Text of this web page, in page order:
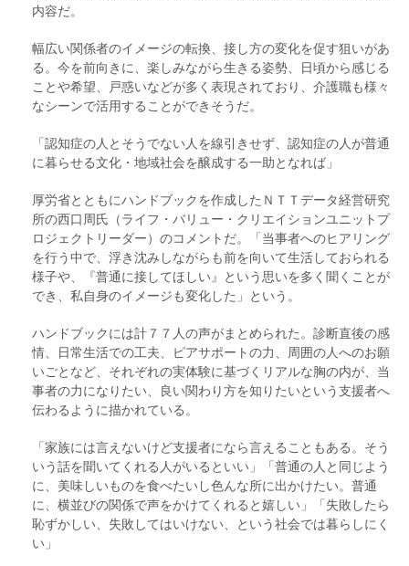
内容だ。
幅広い関係者のイメージの転換、接し方の変化を促す狙いがあ
る。今を前向きに、楽しみながら生きる姿勢、日頃から感じる
ことや希望、戸惑いなどが多く表現されており、介護職も様々
なシーンで活用することができそうだ。
「認知症の人とそうでない人を線引きせず、認知症の人が普通
に暮らせる文化・地域社会を醸成する一助となれば」
厚労省とともにハンドブックを作成したＮＴＴデータ経営研究
所の西口周氏（ライフ・バリュー・クリエイションユニットプ
ロジェクトリーダー）のコメントだ。「当事者へのヒアリング
を行う中で、浮き沈みしながらも前を向いて生活しておられる
様子や、『普通に接してほしい』という思いを多く聞くことが
でき、私自身のイメージも変化した」という。
ハンドブックには計７７人の声がまとめられた。診断直後の感
情、日常生活での工夫、ピアサポートの力、周囲の人へのお願
いごとなど、それぞれの実体験に基づくリアルな胸の内が、当
事者の力になりたい、良い関わり方を知りたいという支援者へ
伝わるように描かれている。
「家族には言えないけど支援者になら言えることもある。そう
いう話を聞いてくれる人がいるといい」「普通の人と同じよう
に、美味しいものを食べたいし色んな所に出かけたい。普通
に、横並びの関係で声をかけてくれると嬉しい」「失敗したら
恥ずかしい、失敗してはいけない、という社会では暮らしにく
い」